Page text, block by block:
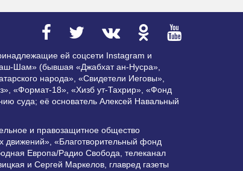
ей соцсети Instagram и
аш-Шам» (бывшая «Джабхат ан-Нусра»,
народа», «Свидетели Иеговы»,
«Формат-18», «Хизб ут-Тахрир», «Фонд
суда; её основатель Алексей Навальный
и правозащитное общество
«Благотворительный фонд
Европа/Радио Свобода, телеканал
и Сергей Маркелов, главред газеты